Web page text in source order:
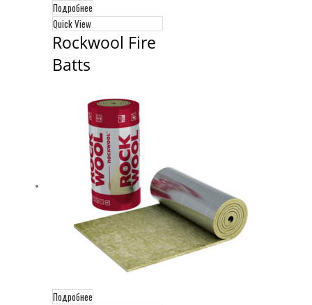
Подробнее
Quick View
Rockwool Fire
Batts
Подробнее